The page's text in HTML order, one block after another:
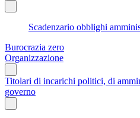
Scadenzario obblighi
Burocrazia zero
Organizzazione
Titolari di incarichi politici, di
governo